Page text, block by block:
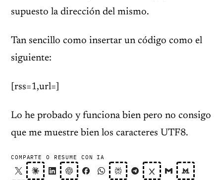
supuesto la dirección del mismo.
Tan sencillo como insertar un código como el
siguiente:
[rss=1,url=]
Lo he probado y funciona bien pero no consigo
que me muestre bien los caracteres UTF8.
COMPARTE O RESUME CON IA